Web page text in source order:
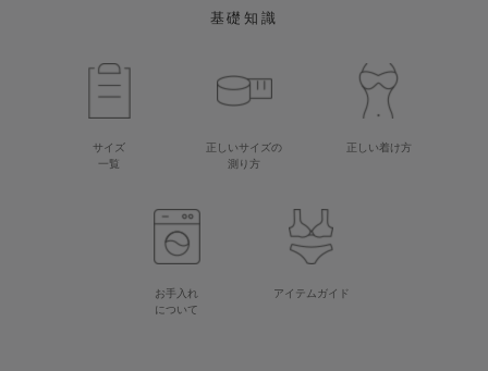
基礎知識
サイズ
一覧
正しいサイズの
測り方
正しい着け方
お手入れ
について
アイテムガイド